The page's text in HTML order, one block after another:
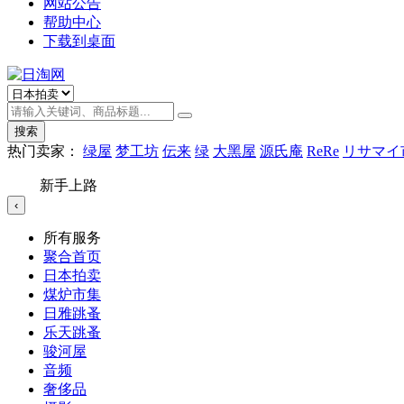
网站公告
帮助中心
下载到桌面
搜索
热门卖家： 绿屋 梦工坊 伝来 绿 大黑屋 源氏庵 ReRe リサマ
新手上路
‹
所有服务
聚合首页
日本拍卖
煤炉市集
日雅跳蚤
乐天跳蚤
骏河屋
音频
奢侈品